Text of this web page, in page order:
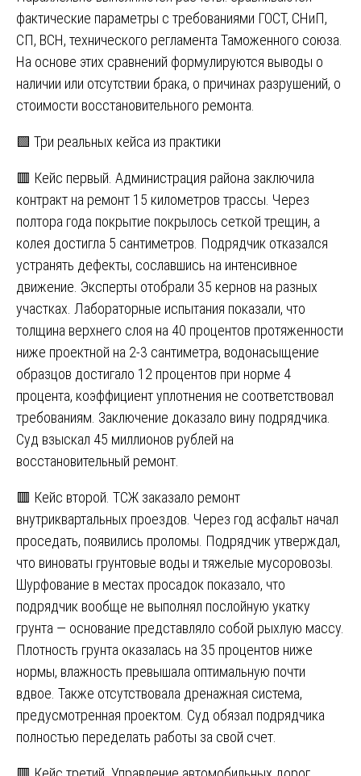
фактические параметры с требованиями ГОСТ, СНиП,
СП, ВСН, технического регламента Таможенного союза.
На основе этих сравнений формулируются выводы о
наличии или отсутствии брака, о причинах разрушений, о
стоимости восстановительного ремонта.
🟩 Три реальных кейса из практики
🟥 Кейс первый. Администрация района заключила
контракт на ремонт 15 километров трассы. Через
полтора года покрытие покрылось сеткой трещин, а
колея достигла 5 сантиметров. Подрядчик отказался
устранять дефекты, сославшись на интенсивное
движение. Эксперты отобрали 35 кернов на разных
участках. Лабораторные испытания показали, что
толщина верхнего слоя на 40 процентов протяженности
ниже проектной на 2-3 сантиметра, водонасыщение
образцов достигало 12 процентов при норме 4
процента, коэффициент уплотнения не соответствовал
требованиям. Заключение доказало вину подрядчика.
Суд взыскал 45 миллионов рублей на
восстановительный ремонт.
🟥 Кейс второй. ТСЖ заказало ремонт
внутриквартальных проездов. Через год асфальт начал
проседать, появились проломы. Подрядчик утверждал,
что виноваты грунтовые воды и тяжелые мусоровозы.
Шурфование в местах просадок показало, что
подрядчик вообще не выполнял послойную укатку
грунта — основание представляло собой рыхлую массу.
Плотность грунта оказалась на 35 процентов ниже
нормы, влажность превышала оптимальную почти
вдвое. Также отсутствовала дренажная система,
предусмотренная проектом. Суд обязал подрядчика
полностью переделать работы за свой счет.